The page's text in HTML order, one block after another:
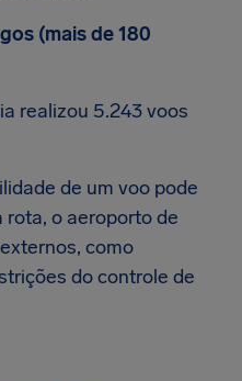
(mais de 180
realizou 5.243 voos
de um voo pode
o aeroporto de
como
do controle de